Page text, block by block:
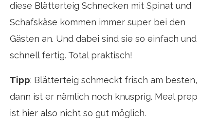
diese Blätterteig Schnecken mit Spinat und
Schafskäse kommen immer super bei den
Gästen an. Und dabei sind sie so einfach und
schnell fertig. Total praktisch!
Tipp: Blätterteig schmeckt frisch am besten,
dann ist er nämlich noch knusprig. Meal prep
ist hier also nicht so gut möglich.